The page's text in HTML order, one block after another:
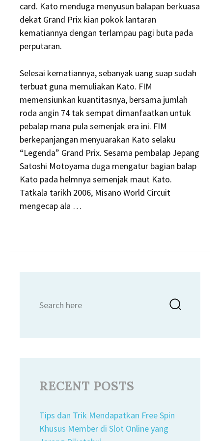
card. Kato menduga menyusun balapan berkuasa
dekat Grand Prix kian pokok lantaran
kematiannya dengan terlampau pagi buta pada
perputaran.
Selesai kematiannya, sebanyak uang suap sudah
terbuat guna memuliakan Kato. FIM
memensiunkan kuantitasnya, bersama jumlah
roda angin 74 tak sempat dimanfaatkan untuk
pebalap mana pula semenjak era ini. FIM
berkepanjangan menyuarakan Kato selaku
“Legenda” Grand Prix. Sesama pembalap Jepang
Satoshi Motoyama duga mengatur bagian balap
Kato pada helmnya semenjak maut Kato.
Tatkala tarikh 2006, Misano World Circuit
mengecap ala …
for:
RECENT POSTS
Tips dan Trik Mendapatkan Free Spin
Khusus Member di Slot Online yang